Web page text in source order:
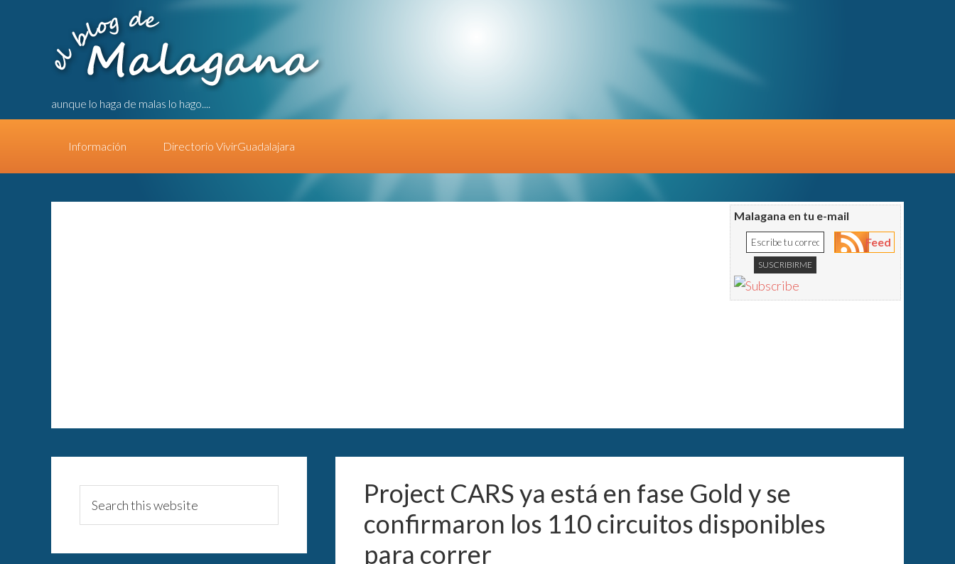
aunque lo haga de malas lo hago....
Información Directorio VivirGuadalajara
Malagana en tu e-mail
Feed
Project CARS ya está en fase Gold y se
confirmaron los 110 circuitos disponibles
para correr